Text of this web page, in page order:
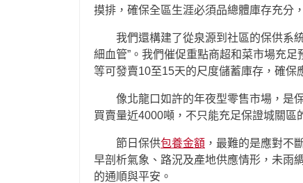
摸排，確保全區生涯必須品總體庫存充分
我們還構建了從泉源到社區的保供系
細血管”。我們催促重點商超和菜市場充
等可發賣10至15天的尺度儲蓄庫存，確保
像北龍口如許的年夜型零售市場，是
買賣量近4000噸，不只能充足保證城關區
節日保供包養金額 ，最難的是應對不
早剖析氣象、路況及產地供應情形，未雨
的通順與平安。